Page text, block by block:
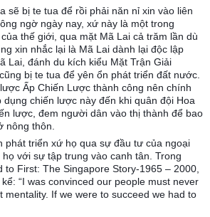
sẽ bị te tua để rồi phải năn nỉ xin vào liên
ngờ ngày nay, xứ này là một trong
thế giới, qua mặt Mã Lai cả trăm lần dù
xin nhắc lại là Mã Lai dành lại độc lập
Lai, đánh du kích kiểu Mặt Trận Giải
bị te tua để yên ổn phát triển đất nước.
Ấp Chiến Lược thành công nên chính
chiến lược này đến khi quân đội Hoa
lược, đem người dân vào thị thành để bao
nông thôn.
phát triển xứ họ qua sự đầu tư của ngoại
với sự tập trung vào canh tân. Trong
to First: The Singapore Story-1965 – 2000,
“I was convinced our people must never
mentality. If we were to succeed we had to